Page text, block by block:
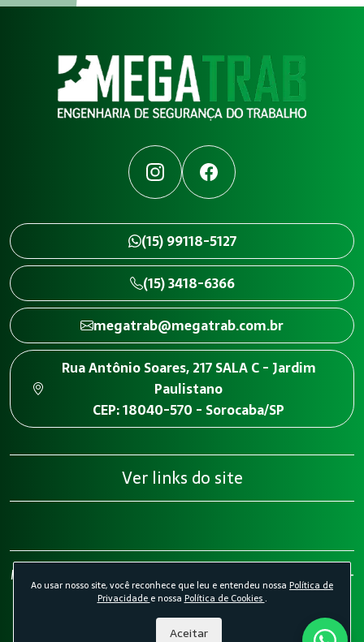
InstagramFacebook
(15) 99118-5127
(15) 3418-6366
megatrab@megatrab.com.br
Rua Antônio Soares, 217 SALA C - Jardim
Paulistano
CEP: 18040-570 - Sorocaba/SP
Ver links do site
Megatrab - Engenharia de Segurança do Trabalho 2026 -
Todos os direitos reservados.Política de Privacidade.
Desenvolvido por Agência Kombi
Ao usar nosso site, você reconhece que leu e entendeu nossa Política de
Privacidade e nossa Política de Cookies.
Aceitar